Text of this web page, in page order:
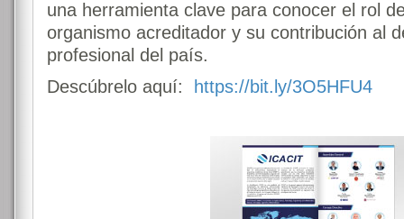
una herramienta clave para conocer el rol
organismo acreditador y su contribución al
profesional del país.
Descúbrelo aquí:
https://bit.ly/3O5HFU4